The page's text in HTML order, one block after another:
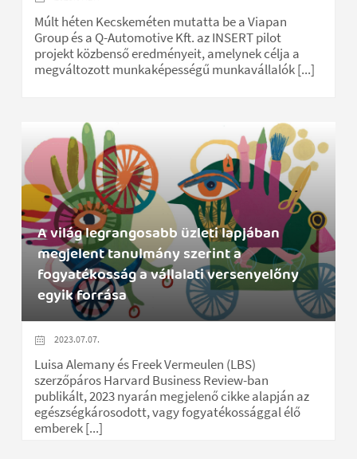
Múlt héten Kecskeméten mutatta be a Viapan
Group és a Q-Automotive Kft. az INSERT pilot
projekt közbenső eredményeit, amelynek célja a
megváltozott munkaképességű munkavállalók [...]
A világ legrangosabb üzleti lapjában
megjelent tanulmány szerint a
fogyatékosság a vállalati versenyelőny
egyik forrása
2023.07.07.
Luisa Alemany és Freek Vermeulen (LBS)
szerzőpáros Harvard Business Review-ban
publikált, 2023 nyarán megjelenő cikke alapján az
egészségkárosodott, vagy fogyatékossággal élő
emberek [...]